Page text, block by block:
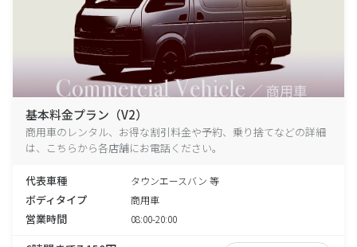
基本料金プラン（V2）
商用車のレンタル、お得な割引料金や予約、乗り捨てなどの詳細
は、こちらから各店舗にお電話ください。
代表車種 タウンエースバン 等
ボディタイプ 商用車
営業時間 08:00-20:00